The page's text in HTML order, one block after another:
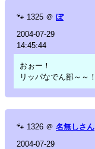
🐾 1325 ＠ ぽ
2004-07-29
14:45:44
おぉー！
リッパなでん部～～！
🐾 1326 ＠ 名無しさん
2004-07-29